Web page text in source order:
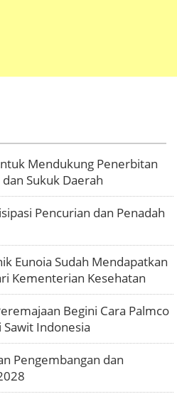
Mendukung Penerbitan
Sukuk Daerah
Pencurian dan Penadah
Eunoia Sudah Mendapatkan
Kementerian Kesehatan
Begini Cara Palmco
Sawit Indonesia
Pengembangan dan